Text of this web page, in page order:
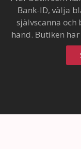
Bank-ID, välja
självscanna och
hand. Butiken